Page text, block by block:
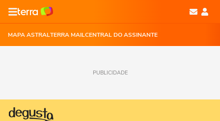
MAPA ASTRALTERRA MAILCENTRAL DO ASSINANTE
PUBLICIDADE